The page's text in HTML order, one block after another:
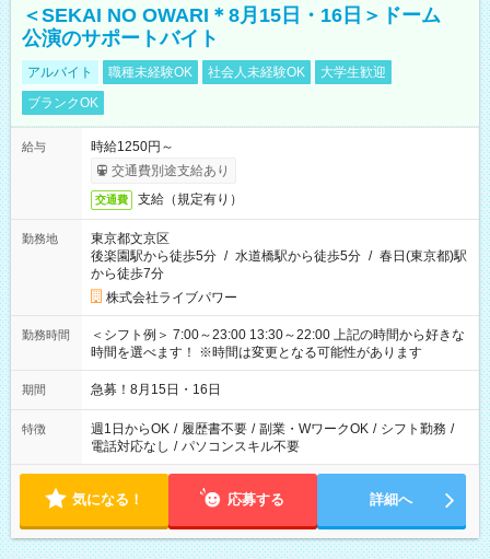
＜SEKAI NO OWARI＊8月15日・16日＞ドーム
公演のサポートバイト
アルバイト 職種未経験OK 社会人未経験OK
大学生歓迎
ブランクOK
給与
時給1250円～
交通費別途支給あり
交通費 支給（規定有り）
勤務地
東京都文京区
後楽園駅から徒歩5分 / 水道橋駅から徒歩5分 / 春日(東京都)駅
から徒歩7分
株式会社ライブパワー
勤務時間
＜シフト例＞ 7:00～23:00 13:30～22:00 上記の時間から好きな
時間を選べます！ ※時間は変更となる可能性があります
期間 急募！8月15日・16日
特徴 週1日からOK / 履歴書不要 / 副業・WワークOK / シフト勤務 /
電話対応なし / パソコンスキル不要
気になる！ 応募する 詳細へ